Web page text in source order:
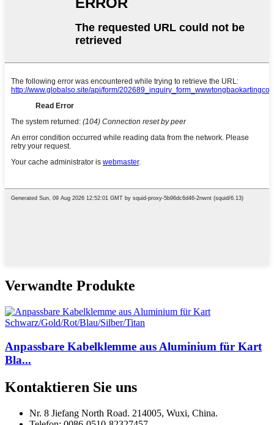
Verwandte Produkte
Anpassbare Kabelklemme aus Aluminium für Kart
Bla...
Kontaktieren Sie uns
Nr. 8 Jiefang North Road. 214005, Wuxi, China.